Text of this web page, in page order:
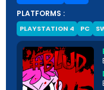
PLATFORMS :
PLAYSTATION 4 PC